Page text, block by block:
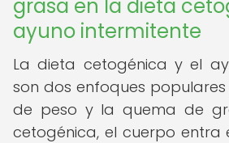
grasa en la dieta
ayuno intermitente
La dieta cetogénica y el
son dos enfoques
de peso y la quema de
cetogénica, el cuerpo entra